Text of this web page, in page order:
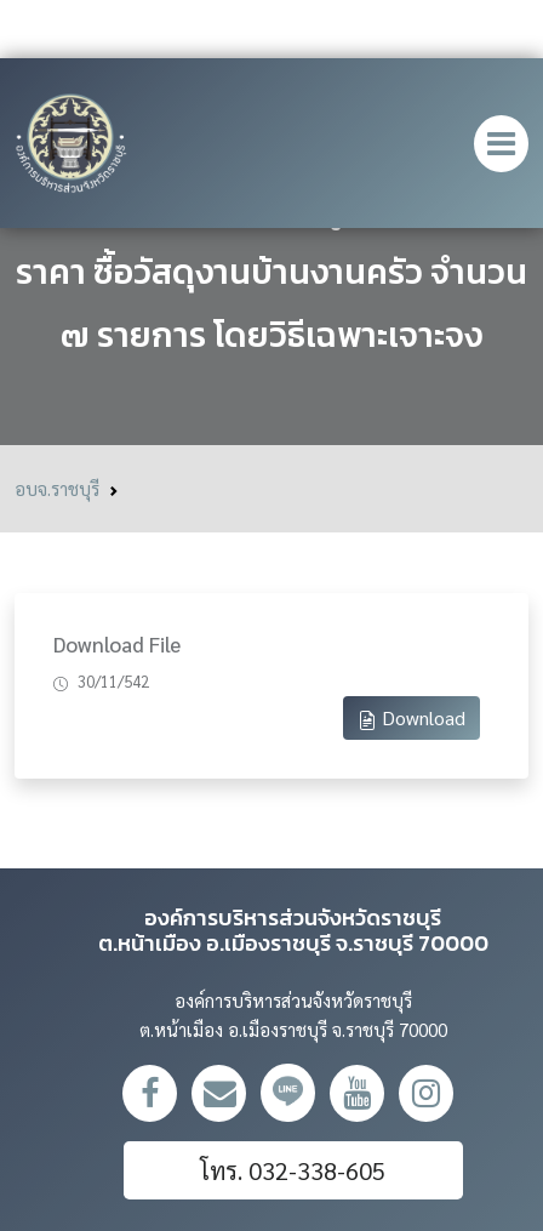
ประกาศ เรื่อง ประกาศผู้ชนะการเสนอ
ราคา ซื้อวัสดุงานบ้านงานครัว จำนวน
๗ รายการ โดยวิธีเฉพาะเจาะจง
อบจ.ราชบุรี
Download File
30/11/542
Download
องค์การบริหารส่วนจังหวัดราชบุรี
ต.หน้าเมือง อ.เมืองราชบุรี จ.ราชบุรี 70000
องค์การบริหารส่วนจังหวัดราชบุรี
ต.หน้าเมือง อ.เมืองราชบุรี จ.ราชบุรี 70000
โทร. 032-338-605